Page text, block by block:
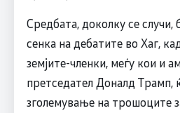
Средбата, доколку се случи,
сенка на дебатите во Хаг,
земјите-членки, меѓу кои и
претседател Доналд Трамп,
зголемување на трошоците